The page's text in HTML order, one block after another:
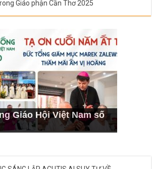
Giáo phận Cần Thơ 2025
Giáo Hội Việt Nam số